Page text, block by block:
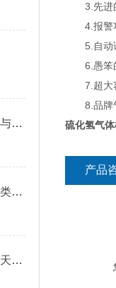
硫化氢检测仪选型指南：便携式与固定式怎么选？逸云天自研方案给出答案
硫化氢检测仪按原理可分为哪几类？快来看看
安全生产不松懈：车间作业一整天，硫化氢检测仪续航跟得上吗？
3.先进的
4.报警功
5.自动诊
6.愚笨的
7.超大容
8.品牌气
硫化氢气
产品